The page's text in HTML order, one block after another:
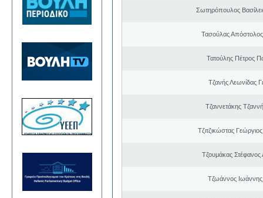
Σωτηρόπουλος
Τασούλας Απόστολος
Τατούλης Πέτρος
Τζανής Λεωνίδας
Τζαννετάκης
Τζιτζικώστας
Τζουμάκας Στέφανος
Τζωάννος Ιωάννης